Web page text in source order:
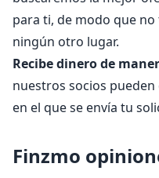
para ti, de modo que
ningún otro lugar.
Recibe dinero de
nuestros socios
en el que se envía tu
Finzmo